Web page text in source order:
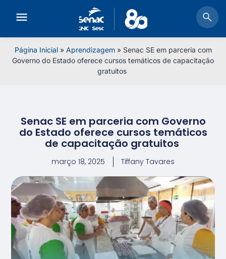
Página Inicial» Aprendizagem» Senac SE em parceria com
Governo do Estado oferece cursos temáticos de capacitação
gratuitos
Senac SE em parceria com Governo
do Estado oferece cursos temáticos
de capacitação gratuitos
março 18, 2025 Tiffany Tavares